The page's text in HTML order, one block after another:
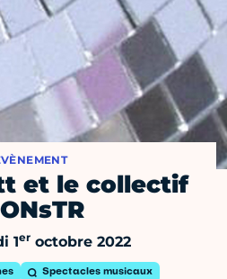
et le collectif
1eroctobre 2022
Spectacles musicaux